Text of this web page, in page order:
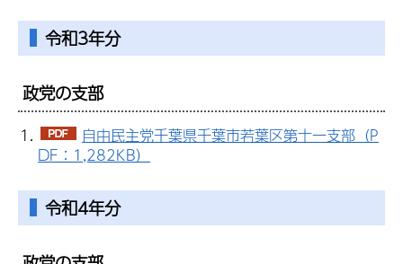
令和3年分
政党の支部
自由民主党千葉県千葉市若葉区第十一支部（P
DF：1,282KB）
令和4年分